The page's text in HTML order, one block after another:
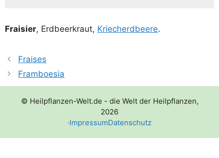
Frai­sier, Erd­beer­kraut, Krie­ch­erd­bee­re.
Fraises
Framboesia
© Heilpflanzen-Welt.de - die Welt der Heilpflanzen,
2026
·ImpressumDatenschutz